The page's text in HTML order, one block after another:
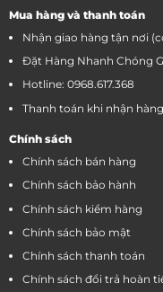
Mua hàng và thanh toán
Nhận giao hàng tận nơi
Đặt Hàng Nhanh Chóng
Hotline: 0968.617.368
Thanh toán khi nhận hàng
Chính sách
Chính sách bán hàng
Chính sách bảo hành
Chính sách kiểm hàng
Chính sách bảo mật
Chính sách thanh toán
Chính sách đổi trả hoàn